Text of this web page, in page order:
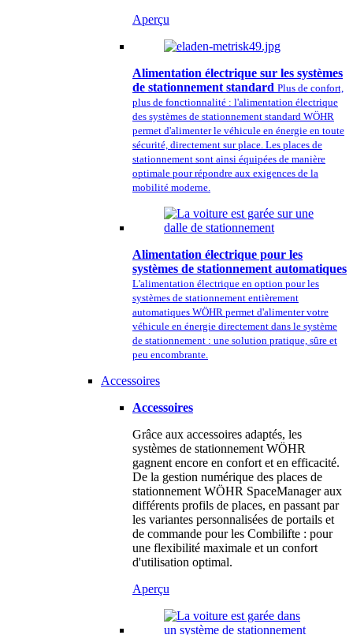
Aperçu
Alimentation électrique sur les systèmes
de stationnement standard Plus de confort,
plus de fonctionnalité : l'alimentation électrique
des systèmes de stationnement standard WÖHR
permet d'alimenter le véhicule en énergie en toute
sécurité, directement sur place. Les places de
stationnement sont ainsi équipées de manière
optimale pour répondre aux exigences de la
mobilité moderne.
Alimentation électrique pour les
systèmes de stationnement automatiques
L'alimentation électrique en option pour les
systèmes de stationnement entièrement
automatiques WÖHR permet d'alimenter votre
véhicule en énergie directement dans le système
de stationnement : une solution pratique, sûre et
peu encombrante.
Accessoires
Accessoires
Grâce aux accessoires adaptés, les
systèmes de stationnement WÖHR
gagnent encore en confort et en efficacité.
De la gestion numérique des places de
stationnement WÖHR SpaceManager aux
différents profils de places, en passant par
les variantes personnalisées de portails et
de commande pour les Combilifte : pour
une flexibilité maximale et un confort
d'utilisation optimal.
Aperçu